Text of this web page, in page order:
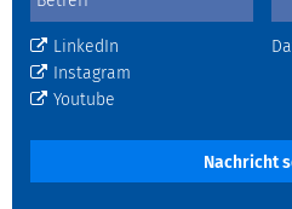
LinkedIn
Instagram
Youtube
Nachricht